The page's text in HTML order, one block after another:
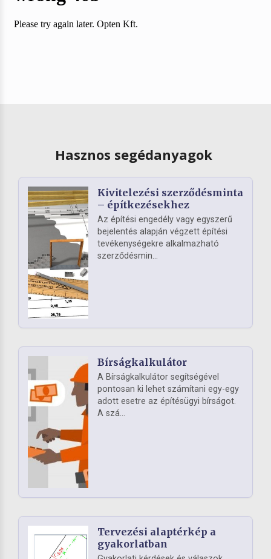
Hasznos segédanyagok
Kivitelezési szerződésminta
– építkezésekhez
Az építési engedély vagy egyszerű
bejelentés alapján végzett építési
tevékenységekre alkalmazható
szerződésmin...
Bírságkalkulátor
A Bírságkalkulátor segítségével
pontosan ki lehet számítani egy-egy
adott esetre az építésügyi bírságot.
A szá...
Tervezési alaptérkép a
gyakorlatban